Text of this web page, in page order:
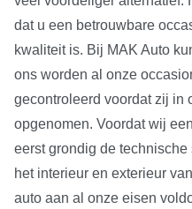
dat u een betrouwbare
kwaliteit is. Bij MAK Auto
ons worden al onze
gecontroleerd voordat zij in
opgenomen. Voordat wij
eerst grondig de
het interieur en exterieur
auto aan al onze eisen